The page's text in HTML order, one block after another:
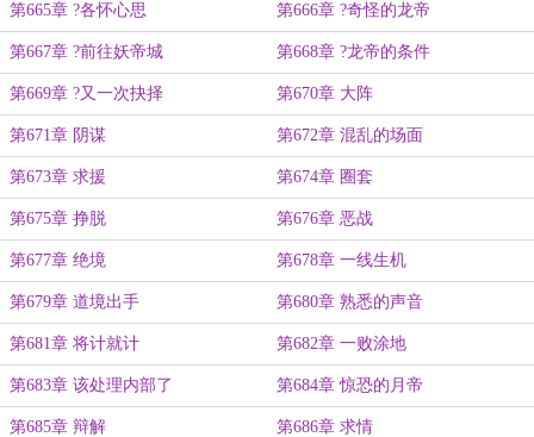
第665章 ?各怀心思 第666章 ?奇怪的龙帝
第667章 ?前往妖帝城 第668章 ?龙帝的条件
第669章 ?又一次抉择 第670章 大阵
第671章 阴谋 第672章 混乱的场面
第673章 求援 第674章 圈套
第675章 挣脱 第676章 恶战
第677章 绝境 第678章 一线生机
第679章 道境出手 第680章 熟悉的声音
第681章 将计就计 第682章 一败涂地
第683章 该处理内部了 第684章 惊恐的月帝
第685章 辩解 第686章 求情